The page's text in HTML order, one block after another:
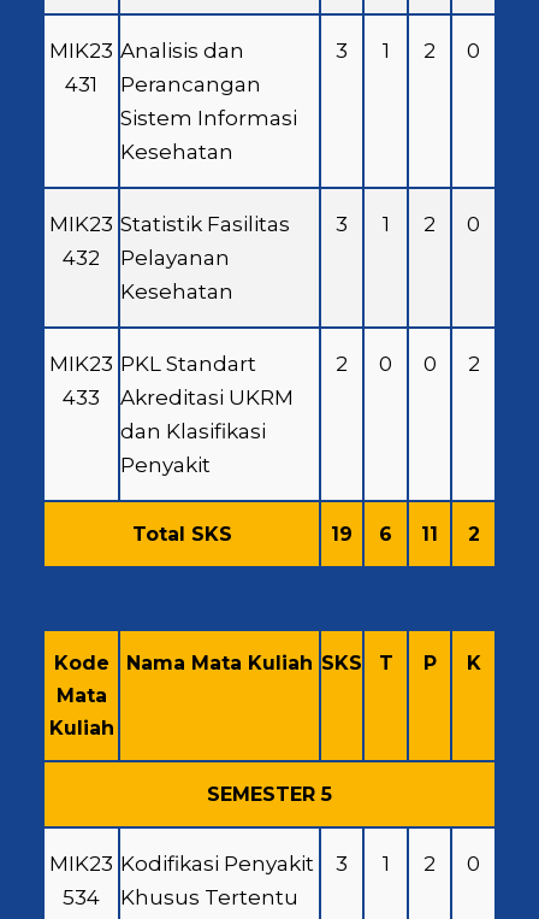
MIK23
431
Analisis dan
Perancangan
Sistem Informasi
Kesehatan
3 1 2 0
MIK23
432
Statistik Fasilitas
Pelayanan
Kesehatan
3 1 2 0
MIK23
433
PKL Standart
Akreditasi UKRM
dan Klasifikasi
Penyakit
2 0 0 2
Total SKS 19 6 11 2
Kode
Mata
Kuliah
Nama Mata Kuliah SKS T P K
SEMESTER 5
MIK23
534
Kodifikasi Penyakit
Khusus Tertentu
3 1 2 0